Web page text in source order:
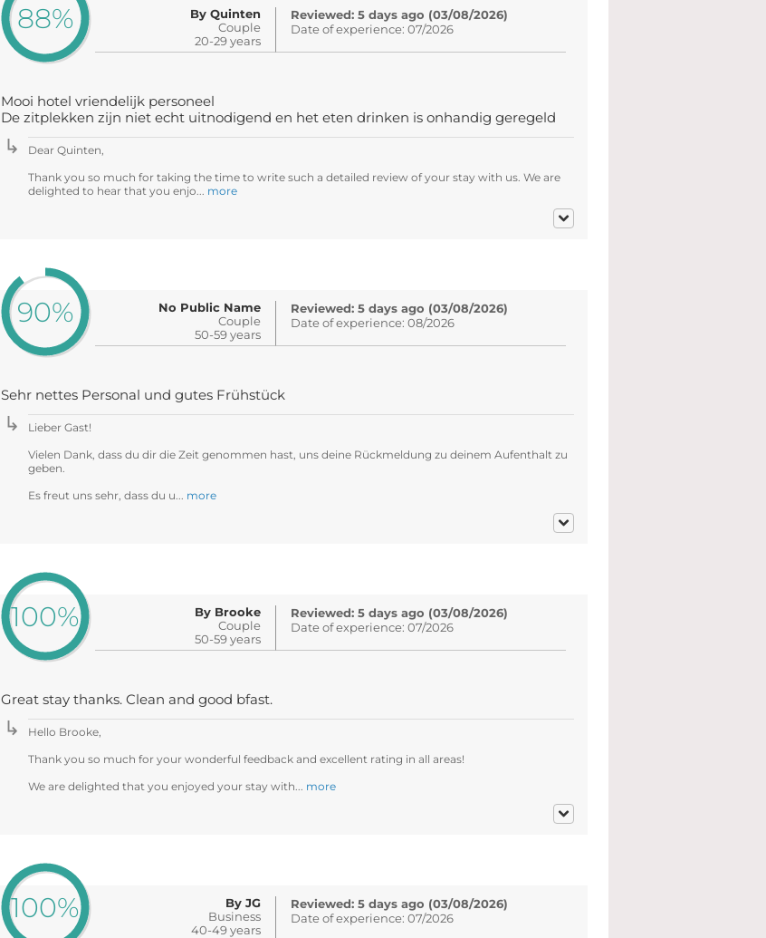
88%
By Quinten
Couple
20-29 years
Reviewed: 5 days ago (03/08/2026)
Date of experience: 07/2026
Mooi hotel vriendelijk personeel
De zitplekken zijn niet echt uitnodigend en het eten drinken is onhandig geregeld
Dear Quinten,
Thank you so much for taking the time to write such a detailed review of your stay with us. We are
delighted to hear that you enjo... more
90%
No Public Name
Couple
50-59 years
Reviewed: 5 days ago (03/08/2026)
Date of experience: 08/2026
Sehr nettes Personal und gutes Frühstück
Lieber Gast!
Vielen Dank, dass du dir die Zeit genommen hast, uns deine Rückmeldung zu deinem Aufenthalt zu
geben.
Es freut uns sehr, dass du u... more
100%
By Brooke
Couple
50-59 years
Reviewed: 5 days ago (03/08/2026)
Date of experience: 07/2026
Great stay thanks. Clean and good bfast.
Hello Brooke,
Thank you so much for your wonderful feedback and excellent rating in all areas!
We are delighted that you enjoyed your stay with... more
100%
By JG
Business
40-49 years
Reviewed: 5 days ago (03/08/2026)
Date of experience: 07/2026